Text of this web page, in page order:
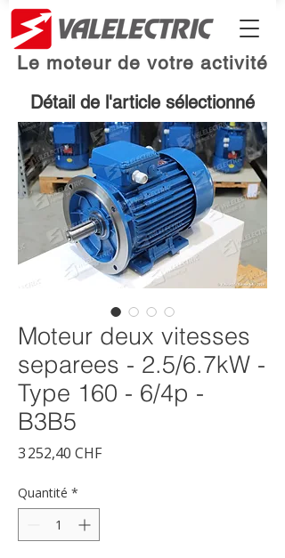
Le moteur de votre activité
Détail de l'article sélectionné
Moteur deux vitesses
separees - 2.5/6.7kW -
Type 160 - 6/4p -
B3B5
3 252,40 CHFPrix
Quantité *